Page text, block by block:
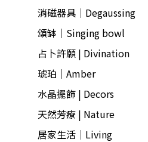
消磁器具｜Degaussing
頌缽｜Singing bowl
占卜許願 | Divination
琥珀｜Amber
水晶擺飾 | Decors
天然芳療 | Nature
居家生活｜Living